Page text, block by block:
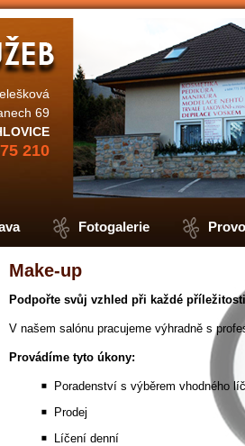
elešková
69
210
Fotogalerie
Make-up
Podpořte svůj vzhled při každé
V našem salónu pracujeme výhradně s
Provádíme tyto úkony:
Poradenství s výběrem vhodného
Prodej
Líčení denní